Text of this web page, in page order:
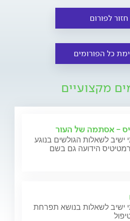
חזור לפורום
כל הפורומים
מקצועיים
- אסתמה של העור
ישיב לשאלות הגולשים בנוגע
הידועה גם בשם
ישיב לשאלות בנושא תפרחת